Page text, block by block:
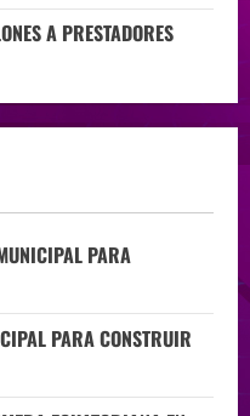
A PRESTADORES
PARA
PARA CONSTRUIR